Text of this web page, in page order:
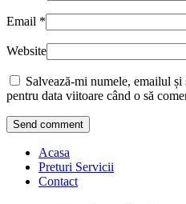
Email *
Website
Salvează-mi numele, emailul
pentru data viitoare când o să
Acasa
Preturi Servicii
Contact